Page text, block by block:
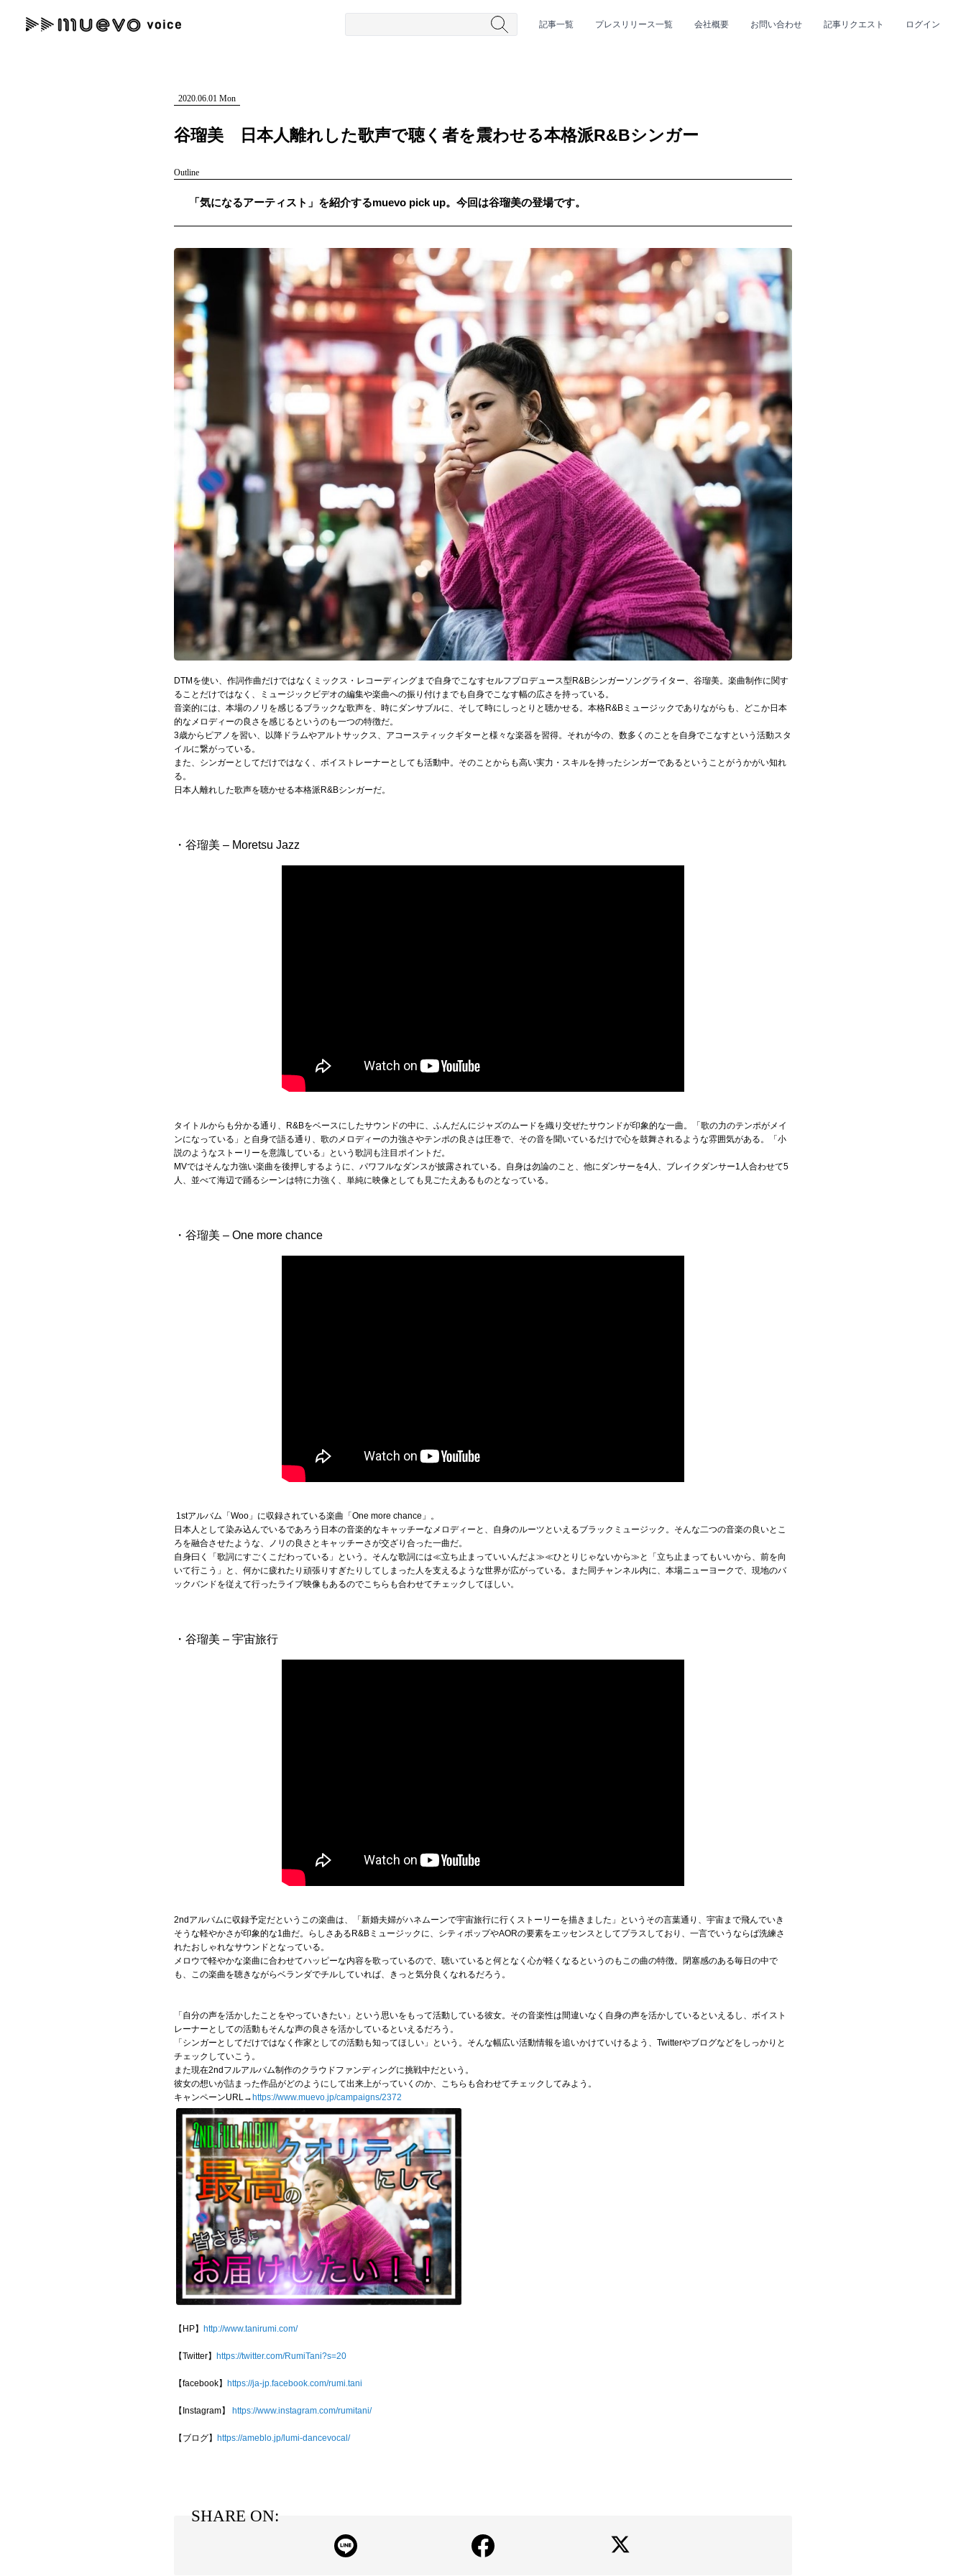
記事一覧 プレスリリース一覧 会社概要 お問い合わせ 記事リクエスト ログイン
#女性SSW #ロック #男性シンガー #HR/HM #女性シンガー #ヒップホップ #男性シンガーグループ #R&B/ソウル
"読者の声を形にする”音楽特化メディア
2020.06.01 Mon
谷瑠美 日本人離れした歌声で聴く者を震わせる本格派R&Bシンガー
Outline
「気になるアーティスト」を紹介するmuevo pick up。今回は谷瑠美の登場です。
DTMを使い、作詞作曲だけではなくミックス・レコーディングまで自身でこなすセルフプロデュース型R&Bシンガーソングライター、谷瑠美。楽曲制作に関す
ることだけではなく、ミュージックビデオの編集や楽曲への振り付けまでも自身でこなす幅の広さを持っている。
音楽的には、本場のノリを感じるブラックな歌声を、時にダンサブルに、そして時にしっとりと聴かせる。本格R&Bミュージックでありながらも、どこか日本
的なメロディーの良さを感じるというのも一つの特徴だ。
3歳からピアノを習い、以降ドラムやアルトサックス、アコースティックギターと様々な楽器を習得。それが今の、数多くのことを自身でこなすという活動スタ
イルに繋がっている。
また、シンガーとしてだけではなく、ボイストレーナーとしても活動中。そのことからも高い実力・スキルを持ったシンガーであるということがうかがい知れ
る。
日本人離れした歌声を聴かせる本格派R&Bシンガーだ。
・谷瑠美 – Moretsu Jazz
タイトルからも分かる通り、R&Bをベースにしたサウンドの中に、ふんだんにジャズのムードを織り交ぜたサウンドが印象的な一曲。「歌の力のテンポがメイ
ンになっている」と自身で語る通り、歌のメロディーの力強さやテンポの良さは圧巻で、その音を聞いているだけで心を鼓舞されるような雰囲気がある。「小
説のようなストーリーを意識している」という歌詞も注目ポイントだ。
MVではそんな力強い楽曲を後押しするように、パワフルなダンスが披露されている。自身は勿論のこと、他にダンサーを4人、ブレイクダンサー1人合わせて5
人、並べて海辺で踊るシーンは特に力強く、単純に映像としても見ごたえあるものとなっている。
・谷瑠美 – One more chance
1stアルバム「Woo」に収録されている楽曲「One more chance」。
日本人として染み込んでいるであろう日本の音楽的なキャッチーなメロディーと、自身のルーツといえるブラックミュージック。そんな二つの音楽の良いとこ
ろを融合させたような、ノリの良さとキャッチーさが交ざり合った一曲だ。
自身曰く「歌詞にすごくこだわっている」という。そんな歌詞には≪立ち止まっていいんだよ≫≪ひとりじゃないから≫と「立ち止まってもいいから、前を向
いて行こう」と、何かに疲れたり頑張りすぎたりしてしまった人を支えるような世界が広がっている。また同チャンネル内に、本場ニューヨークで、現地のバ
ックバンドを従えて行ったライブ映像もあるのでこちらも合わせてチェックしてほしい。
・谷瑠美 – 宇宙旅行
2ndアルバムに収録予定だというこの楽曲は、「新婚夫婦がハネムーンで宇宙旅行に行くストーリーを描きました」というその言葉通り、宇宙まで飛んでいき
そうな軽やかさが印象的な1曲だ。らしさあるR&Bミュージックに、シティポップやAORの要素をエッセンスとしてプラスしており、一言でいうならば洗練さ
れたおしゃれなサウンドとなっている。
メロウで軽やかな楽曲に合わせてハッピーな内容を歌っているので、聴いていると何となく心が軽くなるというのもこの曲の特徴。閉塞感のある毎日の中で
も、この楽曲を聴きながらベランダでチルしていれば、きっと気分良くなれるだろう。
「自分の声を活かしたことをやっていきたい」という思いをもって活動している彼女。その音楽性は間違いなく自身の声を活かしているといえるし、ボイスト
レーナーとしての活動もそんな声の良さを活かしているといえるだろう。
「シンガーとしてだけではなく作家としての活動も知ってほしい」という。そんな幅広い活動情報を追いかけていけるよう、Twitterやブログなどをしっかりと
チェックしていこう。
また現在2ndフルアルバム制作のクラウドファンディングに挑戦中だという。
彼女の想いが詰まった作品がどのようにして出来上がっていくのか、こちらも合わせてチェックしてみよう。
キャンペーンURL→https://www.muevo.jp/campaigns/2372
【HP】 http://www.tanirumi.com/
【Twitter】 https://twitter.com/RumiTani?s=20
【facebook】 https://ja-jp.facebook.com/rumi.tani
【Instagram】 https://www.instagram.com/rumitani/
【ブログ】 https://ameblo.jp/lumi-dancevocal/
SHARE ON: